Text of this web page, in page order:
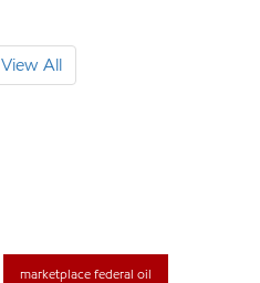
View All
marketplace federal oil